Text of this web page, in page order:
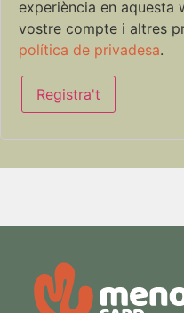
experiència en aquesta
vostre compte i altres
política de privadesa.
Registra't